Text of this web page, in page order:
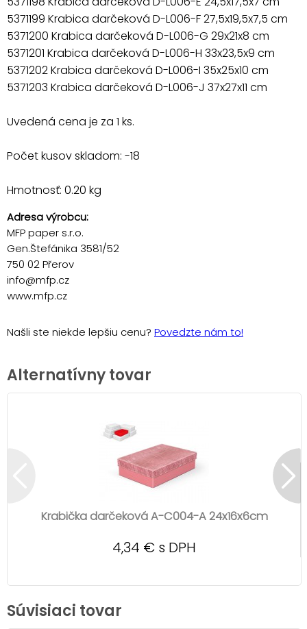
5371199 Krabica darčeková D-L006-F 27,5x19,5x7,5 cm
5371200 Krabica darčeková D-L006-G 29x21x8 cm
5371201 Krabica darčeková D-L006-H 33x23,5x9 cm
5371202 Krabica darčeková D-L006-I 35x25x10 cm
5371203 Krabica darčeková D-L006-J 37x27x11 cm
Uvedená cena je za 1 ks.
Počet kusov skladom: -18
Hmotnosť: 0.20 kg
Adresa výrobcu:
MFP paper s.r.o.
Gen.Štefánika 3581/52
750 02 Přerov
info@mfp.cz
www.mfp.cz
Našli ste niekde lepšiu cenu? Povedzte nám to!
Alternatívny tovar
Krabička darčeková A-C004-A 24x16x6cm
4,34 € s DPH
Súvisiaci tovar